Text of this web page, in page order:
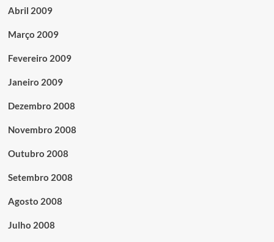
Abril 2009
Março 2009
Fevereiro 2009
Janeiro 2009
Dezembro 2008
Novembro 2008
Outubro 2008
Setembro 2008
Agosto 2008
Julho 2008